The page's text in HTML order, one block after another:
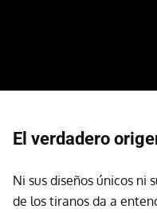
El verdadero
Ni sus diseños únicos ni
de los tiranos da a